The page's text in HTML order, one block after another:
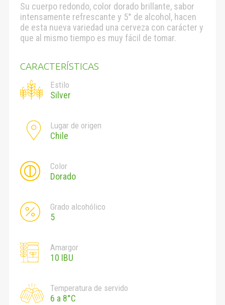
Su cuerpo redondo, color dorado brillante, sabor
intensamente refrescante y 5° de alcohol, hacen
de esta nueva variedad una cerveza con carácter y
que al mismo tiempo es muy fácil de tomar.
CARACTERÍSTICAS
Estilo
Silver
Lugar de origen
Chile
Color
Dorado
Grado alcohólico
5
Amargor
10 IBU
Temperatura de servido
6 a 8°C